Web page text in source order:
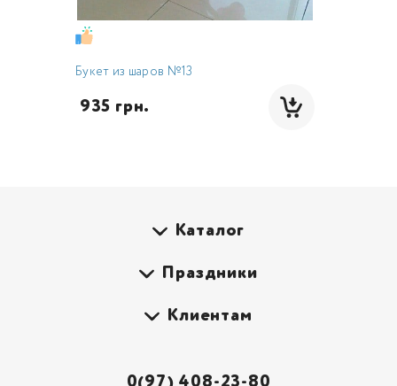
Букет из шаров №13
935 грн.
Каталог
Праздники
Клиентам